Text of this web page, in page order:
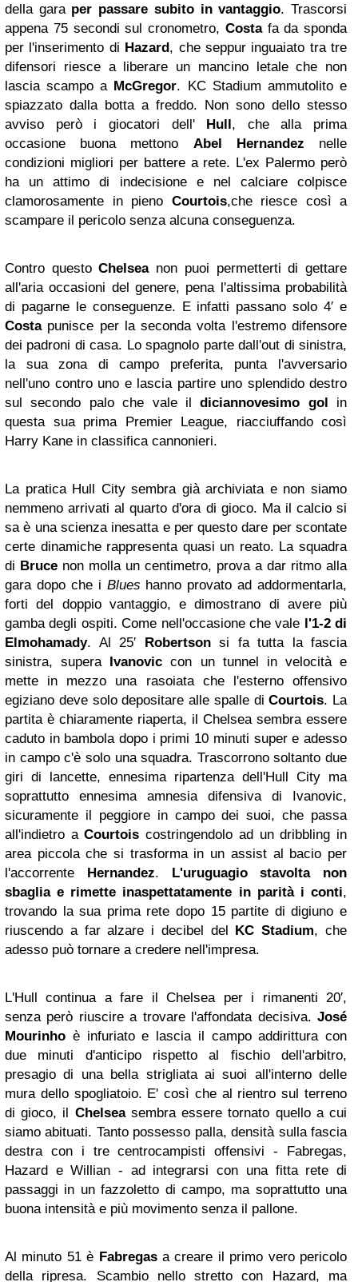
della gara per passare subito in vantaggio. Trascorsi
appena 75 secondi sul cronometro, Costa fa da sponda
per l'inserimento di Hazard, che seppur inguaiato tra tre
difensori riesce a liberare un mancino letale che non
lascia scampo a McGregor. KC Stadium ammutolito e
spiazzato dalla botta a freddo. Non sono dello stesso
avviso però i giocatori dell' Hull, che alla prima
occasione buona mettono Abel Hernandez nelle
condizioni migliori per battere a rete. L'ex Palermo però
ha un attimo di indecisione e nel calciare colpisce
clamorosamente in pieno Courtois,che riesce così a
scampare il pericolo senza alcuna conseguenza.
Contro questoChelsea non puoi permetterti di gettare
all'aria occasioni del genere, pena l'altissima probabilità
di pagarne le conseguenze. E infatti passano solo 4′ e
Costapunisce per la seconda volta l'estremo difensore
dei padroni di casa. Lo spagnolo parte dall'out di sinistra,
la sua zona di campo preferita, punta l'avversario
nell'uno contro uno e lascia partire uno splendido destro
sul secondo palo che vale ildiciannovesimo gol in
questa sua prima Premier League, riacciuffando così
Harry Kane in classifica cannonieri.
La pratica Hull City sembra già archiviata e non siamo
nemmeno arrivati al quarto d'ora di gioco. Ma il calcio si
sa è una scienza inesatta e per questo dare per scontate
certe dinamiche rappresenta quasi un reato. La squadra
di Bruce non molla un centimetro, prova a dar ritmo alla
gara dopo che i Blues hanno provato ad addormentarla,
forti del doppio vantaggio, e dimostrano di avere più
gamba degli ospiti. Come nell'occasione che vale l'1-2 di
Elmohamady. Al 25′ Robertson si fa tutta la fascia
sinistra, supera Ivanoviccon un tunnel in velocità e
mette in mezzo una rasoiata che l'esterno offensivo
egiziano deve solo depositare alle spalle diCourtois. La
partita è chiaramente riaperta, il Chelsea sembra essere
caduto in bambola dopo i primi 10 minuti super e adesso
in campo c'è solo una squadra. Trascorrono soltanto due
giri di lancette, ennesima ripartenza dell'Hull City ma
soprattutto ennesima amnesia difensiva di Ivanovic,
sicuramente il peggiore in campo dei suoi, che passa
all'indietro aCourtoiscostringendolo ad un dribbling in
area piccola che si trasforma in un assist al bacio per
l'accorrente Hernandez. L'uruguagio stavolta non
sbaglia e rimette inaspettatamente in parità i conti,
trovando la sua prima rete dopo 15 partite di digiuno e
riuscendo a far alzare i decibel del KC Stadium, che
adesso può tornare a credere nell'impresa.
L'Hull continua a fare il Chelsea per i rimanenti 20′,
senza però riuscire a trovare l'affondata decisiva. José
Mourinho è infuriato e lascia il campo addirittura con
due minuti d'anticipo rispetto al fischio dell'arbitro,
presagio di una bella strigliata ai suoi all'interno delle
mura dello spogliatoio. E' così che al rientro sul terreno
di gioco, il Chelsea sembra essere tornato quello a cui
siamo abituati. Tanto possesso palla, densità sulla fascia
destra con i tre centrocampisti offensivi - Fabregas,
Hazard e Willian - ad integrarsi con una fitta rete di
passaggi in un fazzoletto di campo, ma soprattutto una
buona intensità e più movimento senza il pallone.
Al minuto 51 è Fabregasa creare il primo vero pericolo
della ripresa. Scambio nello stretto con Hazard, ma